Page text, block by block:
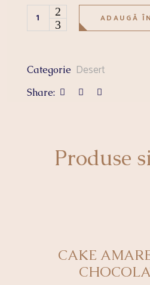
CHEESECAKE felie quantity
ADAUGĂ
Categorie Desert
Share:
Produse
CAKE